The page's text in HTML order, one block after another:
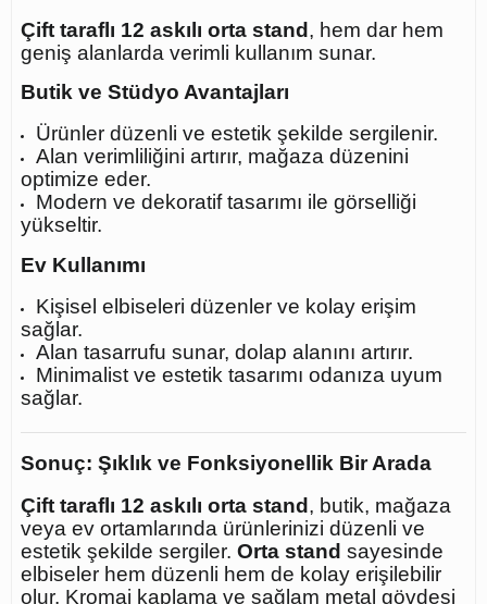
Çift taraflı 12 askılı orta stand , hem dar hem
geniş alanlarda verimli kullanım sunar.
Butik ve Stüdyo Avantajları
Ürünler düzenli ve estetik şekilde sergilenir.
Alan verimliliğini artırır, mağaza düzenini
optimize eder.
Modern ve dekoratif tasarımı ile görselliği
yükseltir.
Ev Kullanımı
Kişisel elbiseleri düzenler ve kolay erişim
sağlar.
Alan tasarrufu sunar, dolap alanını artırır.
Minimalist ve estetik tasarımı odanıza uyum
sağlar.
Sonuç: Şıklık ve Fonksiyonellik Bir Arada
Çift taraflı 12 askılı orta stand , butik, mağaza
veya ev ortamlarında ürünlerinizi düzenli ve
estetik şekilde sergiler. Orta stand sayesinde
elbiseler hem düzenli hem de kolay erişilebilir
olur. Kromaj kaplama ve sağlam metal gövdesi